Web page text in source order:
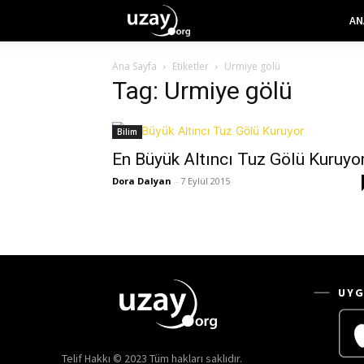
Ana Sayfa Etiketler Urmiye gölü
Tag: Urmiye gölü
Bilim
En Büyük Altıncı Tuz Gölü
Dora Dalyan - 7 Eylül 2015
Telif Hakkı © 2023 Tüm hakları saklıdır.